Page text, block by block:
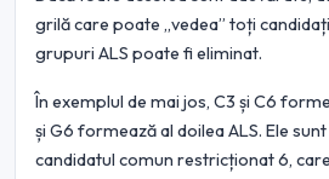
grilă care poate „vedea” toți
grupuri ALS poate fi eliminat.
În exemplul de mai jos, C3 și C6
și G6 formează al doilea ALS. Ele
candidatul comun restricționat 6,